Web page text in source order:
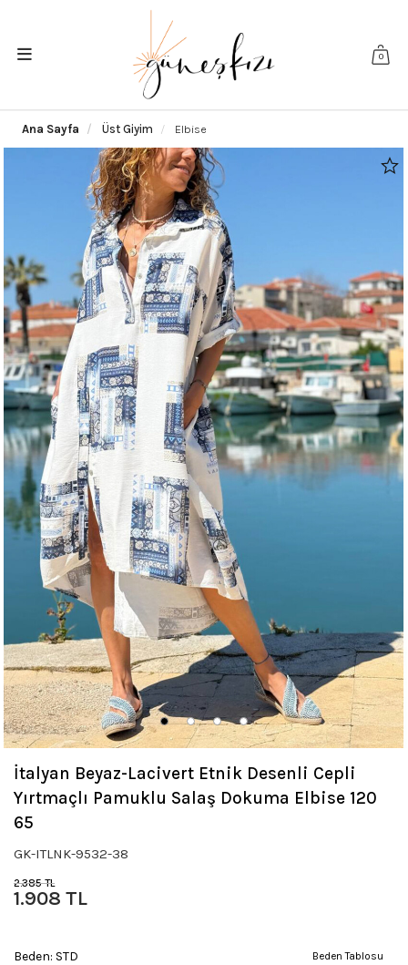
0
Ana Sayfa Üst Giyim Elbise
İtalyan Beyaz-Lacivert Etnik Desenli Cepli
Yırtmaçlı Pamuklu Salaş Dokuma Elbise 120
65
GK-ITLNK-9532-38
2.385 TL
1.908 TL
Beden Tablosu
Beden: STD